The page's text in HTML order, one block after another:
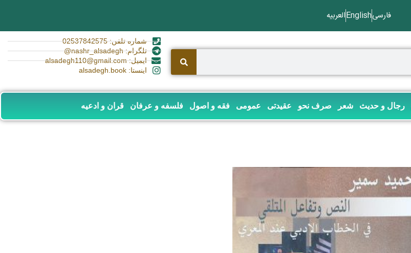
فارسیEnglishالعربیه
شماره تلفن: 02537842575
تلگرام: nashr_alsadegh@
ایمیل: alsadegh110@gmail.com
اینستا: alsadegh.book
رجال و حدیث شعر صرف نحو عقیدتی عمومی فقه و اصول فلسفه و عرفان قران و ادعیه